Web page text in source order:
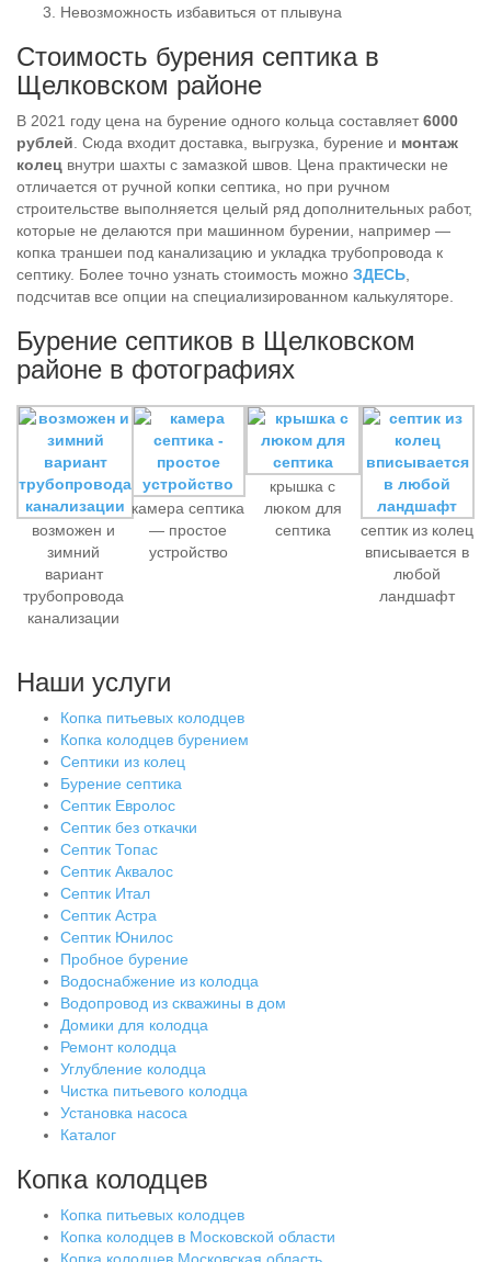
Невозможность избавиться от плывуна
Стоимость бурения септика в
Щелковском районе
В 2021 году цена на бурение одного кольца составляет6000
рублей . Сюда входит доставка, выгрузка, бурение и монтаж
колец внутри шахты с замазкой швов. Цена практически не
отличается от ручной копки септика, но при ручном
строительстве выполняется целый ряд дополнительных работ,
которые не делаются при машинном бурении, например —
копка траншеи под канализацию и укладка трубопровода к
септику. Более точно узнать стоимость можно ЗДЕСЬ
подсчитав все опции на специализированном калькуляторе.
Бурение септиков в Щелковском
районе в фотографиях
возможен и
зимний
вариант
трубопровода
канализации
камера септика
— простое
устройство
крышка с
люком для
септика
септик из колец
вписывается в
любой
ландшафт
Наши услуги
Копка питьевых колодцев
Копка колодцев бурением
Септики из колец
Бурение септика
Септик Евролос
Септик без откачки
Септик Топас
Септик Аквалос
Септик Итал
Септик Астра
Септик Юнилос
Пробное бурение
Водоснабжение из колодца
Водопровод из скважины в дом
Домики для колодца
Ремонт колодца
Углубление колодца
Чистка питьевого колодца
Установка насоса
Каталог
Копка колодцев
Копка питьевых колодцев
Копка колодцев в Московской области